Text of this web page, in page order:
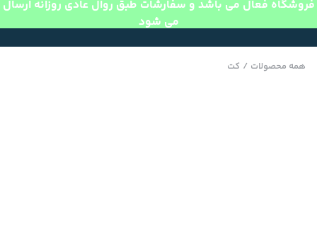
فروشگاه فعال می باشد و سفارشات طبق روال عادی روزانه ارسال
می شود
همه محصولات / کت